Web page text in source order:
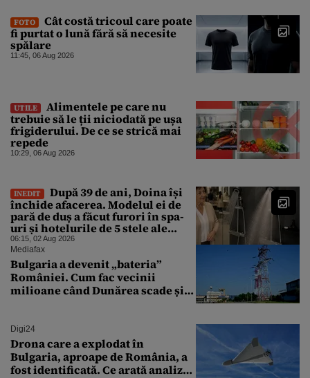
FOTO
Cât costă tricoul care poate
fi purtat o lună fără să necesite
spălare
11:45, 06 Aug 2026
UTILE
Alimentele pe care nu
trebuie să le ții niciodată pe ușa
frigiderului. De ce se strică mai
repede
10:29, 06 Aug 2026
INEDIT
După 39 de ani, Doina își
închide afacerea. Modelul ei de
pară de duș a făcut furori în spa-
uri și hotelurile de 5 stele ale
lumii. Ce nu a mai mers
06:15, 02 Aug 2026
Mediafax
Bulgaria a devenit „bateria”
României. Cum fac vecinii
milioane când Dunărea scade și
Digi24
Drona care a explodat în
Bulgaria, aproape de România, a
fost identificată. Ce arată analiza